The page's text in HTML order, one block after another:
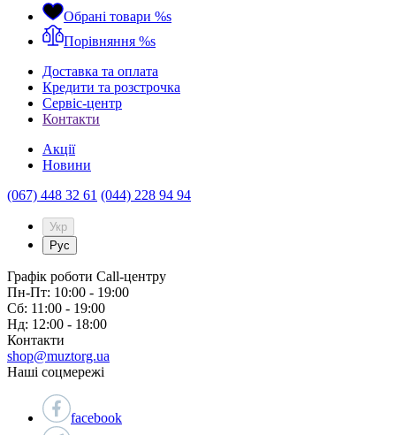
Обрані товари %s
Порівняння %s
Доставка та оплата
Кредити та розстрочка
Сервіc-центр
Контакти
Акції
Новини
(067) 448 32 61 (044) 228 94 94
Укр
Рус
Графік роботи Call-центру
Пн-Пт: 10:00 - 19:00
Сб: 11:00 - 19:00
Нд: 12:00 - 18:00
Контакти
shop@muztorg.ua
Наші соцмережі
facebook